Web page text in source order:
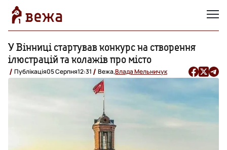
У Вінниці стартував конкурс на створення
ілюстрацій та колажів про місто
Публікація05 Серпня12:31 Вежа,Влада Мельничук